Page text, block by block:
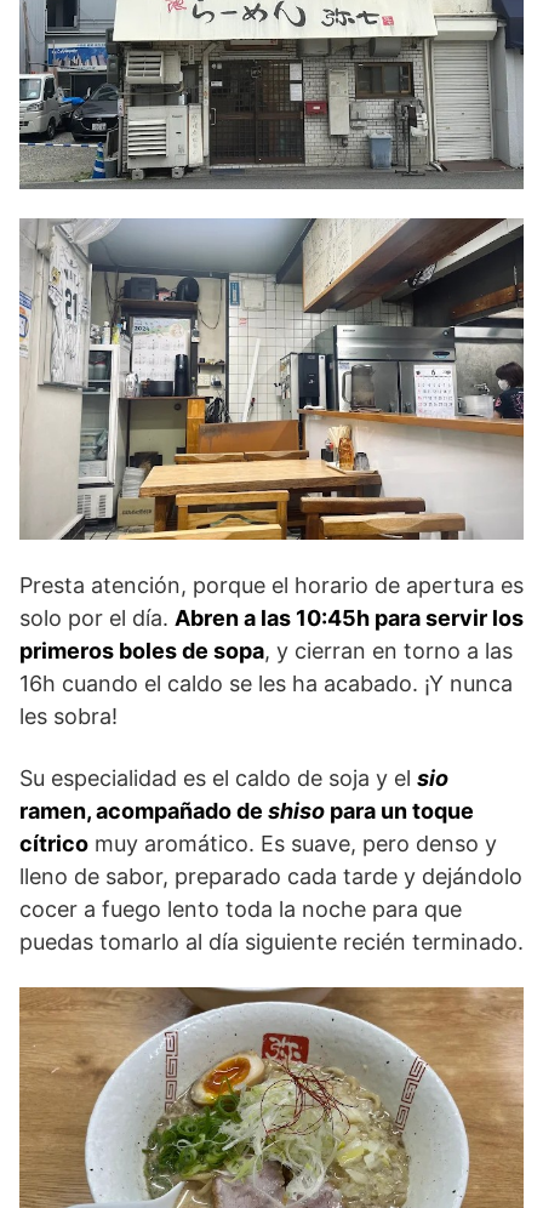
Presta atención, porque el horario de apertura es
solo por el día. Abren a las 10:45h para servir los
primeros boles de sopa, y cierran en torno a las
16h cuando el caldo se les ha acabado. ¡Y nunca
les sobra!
Su especialidad es el caldo de soja y el sio
ramen, acompañado de shiso para un toque
cítrico muy aromático. Es suave, pero denso y
lleno de sabor, preparado cada tarde y dejándolo
cocer a fuego lento toda la noche para que
puedas tomarlo al día siguiente recién terminado.